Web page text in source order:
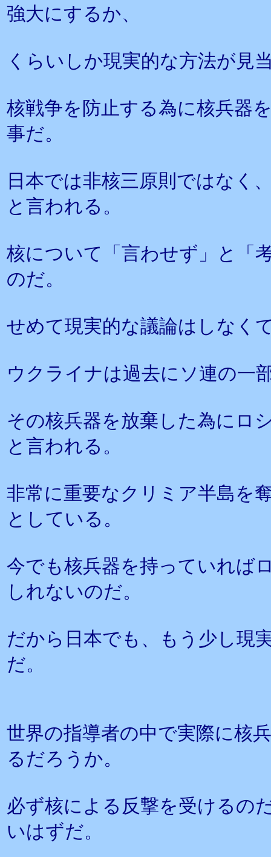
強大にするか、
くらいしか現実的な方法が見
核戦争を防止する為に核兵器
事だ。
日本では非核三原則ではなく
と言われる。
核について「言わせず」と「
のだ。
せめて現実的な議論はしなく
ウクライナは過去にソ連の一
その核兵器を放棄した為にロ
と言われる。
非常に重要なクリミア半島を
としている。
今でも核兵器を持っていれば
しれないのだ。
だから日本でも、もう少し現
だ。
世界の指導者の中で実際に核
るだろうか。
必ず核による反撃を受けるの
いはずだ。